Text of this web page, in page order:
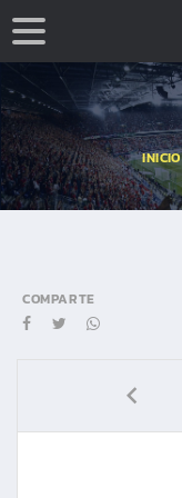
INICIO
COMPARTE